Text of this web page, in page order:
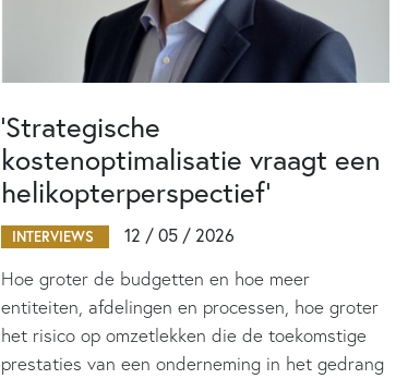
‘Strategische
kostenoptimalisatie vraagt een
helikopterperspectief’
INTERVIEWS
12 / 05 / 2026
Hoe groter de budgetten en hoe meer
entiteiten, afdelingen en processen, hoe groter
het risico op omzetlekken die de toekomstige
prestaties van een onderneming in het gedrang